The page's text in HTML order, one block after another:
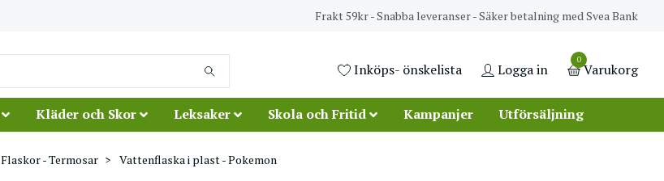
Frakt 59kr - Snabba leveranser - Säker betalning med Svea Bank
Inköps- önskelista Logga in
0
Varukorg
Kläder och Skor Leksaker Skola och Fritid Kampanjer Utförsäljning
Flaskor - Termosar Vattenflaska i plast - Pokemon